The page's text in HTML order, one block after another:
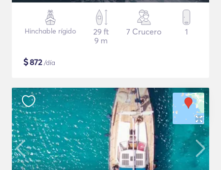
Hinchable rígido
29 ft
9 m
7 Crucero 1
$872/día